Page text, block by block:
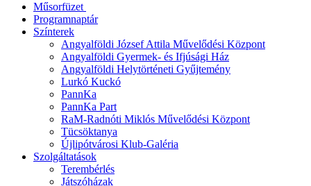
Műsorfüzet
Programnaptár
Színterek
Angyalföldi József Attila Művelődési Központ
Angyalföldi Gyermek- és Ifjúsági Ház
Angyalföldi Helytörténeti Gyűjtemény
Lurkó Kuckó
PannKa
PannKa Part
RaM-Radnóti Miklós Művelődési Központ
Tücsöktanya
Újlipótvárosi Klub-Galéria
Szolgáltatások
Terembérlés
Játszóházak